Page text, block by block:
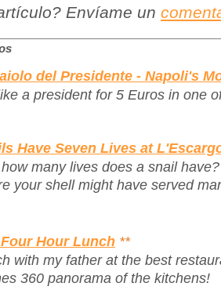
Envíame un
del Presidente - Napoli's
a president for 5 Euros in one
Have Seven Lives at
many lives does a snail
your shell might have served
Hour Lunch **
with my father at the best
360 panorama of the kitchens!